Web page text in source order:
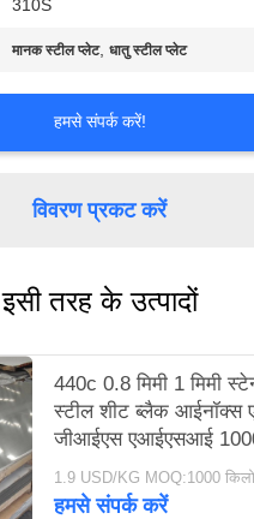
310S
मानक स्टील प्लेट,धातु स्टील प्लेट
हमसे संपर्क करें!
विवरण प्रकट करें
इसी तरह के उत्पादों
440c 0.8 मिमी 1 मिमी
स्टील शीट ब्लैक आईनॉक्स
जीआईएस एआईएसआई
मिमी-2000 मिमी लंबाई
1.9 USD/KG MOQ:1000 किलो
हमसे संपर्क करें